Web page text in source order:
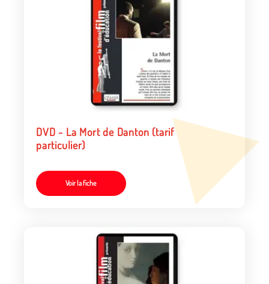
DVD - La Mort de Danton (tarif
particulier)
Voir la fiche